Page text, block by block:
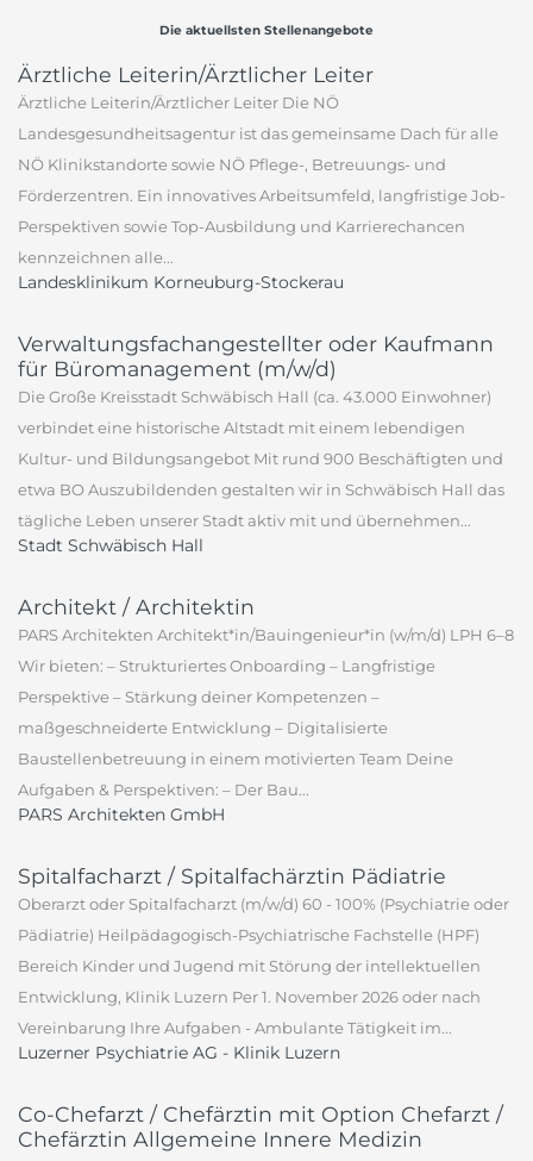
Die aktuellsten Stellenangebote
Ärztliche Leiterin/Ärztlicher Leiter
Ärztliche Leiterin/Ärztlicher Leiter Die NÖ
Landesgesundheitsagentur ist das gemeinsame Dach für alle
NÖ Klinikstandorte sowie NÖ Pflege-, Betreuungs- und
Förderzentren. Ein innovatives Arbeitsumfeld, langfristige Job-
Perspektiven sowie Top-Ausbildung und Karrierechancen
kennzeichnen alle...
Landesklinikum Korneuburg-Stockerau
Verwaltungsfachangestellter oder Kaufmann
für Büromanagement (m/w/d)
Die Große Kreisstadt Schwäbisch Hall (ca. 43.000 Einwohner)
verbindet eine historische Altstadt mit einem lebendigen
Kultur- und Bildungsangebot Mit rund 900 Beschäftigten und
etwa BO Auszubildenden gestalten wir in Schwäbisch Hall das
tägliche Leben unserer Stadt aktiv mit und übernehmen...
Stadt Schwäbisch Hall
Architekt / Architektin
PARS Architekten Architekt*in/Bauingenieur*in (w/m/d) LPH 6–8
Wir bieten: – Strukturiertes Onboarding – Langfristige
Perspektive – Stärkung deiner Kompetenzen –
maßgeschneiderte Entwicklung – Digitalisierte
Baustellenbetreuung in einem motivierten Team Deine
Aufgaben & Perspektiven: – Der Bau...
PARS Architekten GmbH
Spitalfacharzt / Spitalfachärztin Pädiatrie
Oberarzt oder Spitalfacharzt (m/w/d) 60 - 100% (Psychiatrie oder
Pädiatrie) Heilpädagogisch-Psychiatrische Fachstelle (HPF)
Bereich Kinder und Jugend mit Störung der intellektuellen
Entwicklung, Klinik Luzern Per 1. November 2026 oder nach
Vereinbarung Ihre Aufgaben - Ambulante Tätigkeit im...
Luzerner Psychiatrie AG - Klinik Luzern
Co-Chefarzt / Chefärztin mit Option Chefarzt /
Chefärztin Allgemeine Innere Medizin